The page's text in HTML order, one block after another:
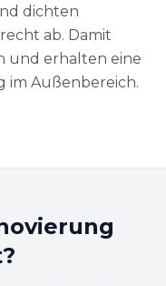
dichten
ab. Damit
und erhalten eine
im Außenbereich.